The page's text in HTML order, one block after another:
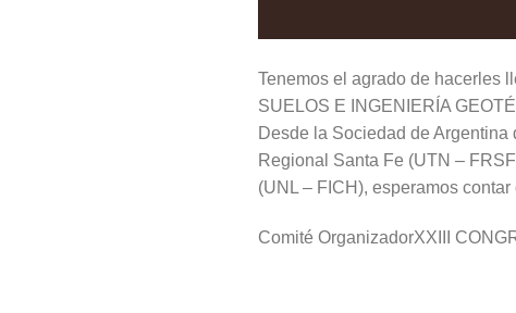
Tenemos el agrado de hacerles
SUELOS E INGENIERÍA
Desde la Sociedad de
Regional Santa Fe (UTN –
(UNL – FICH), esperamos
Comité OrganizadorXXIII